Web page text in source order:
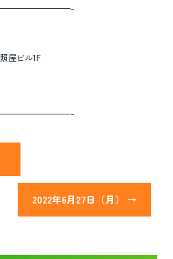
屋ビル1F
2022年6月27日（月） →